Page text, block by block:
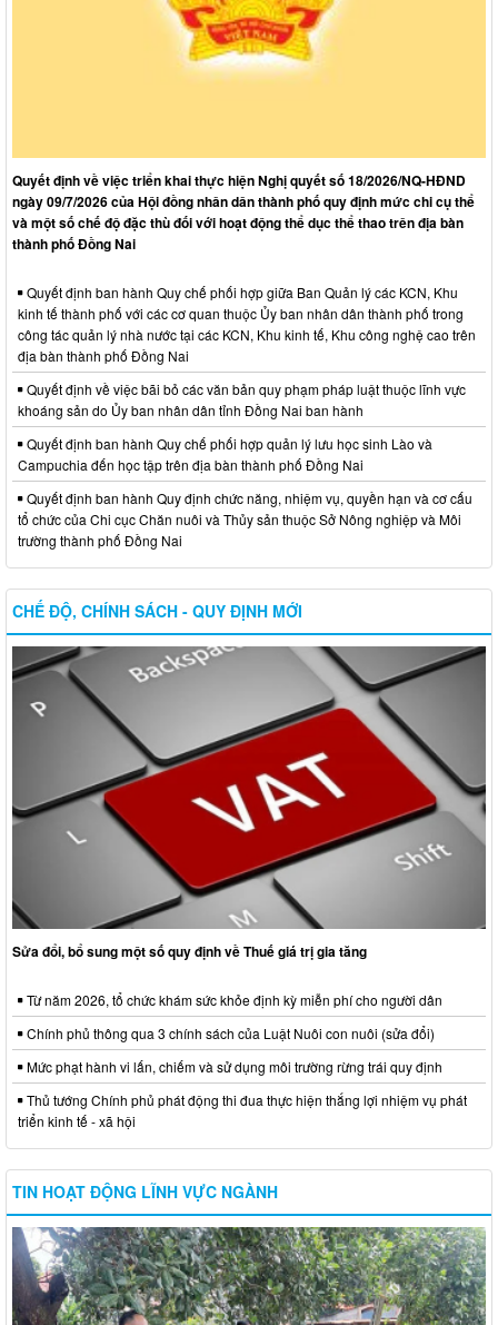
Quyết định về việc triển khai thực hiện Nghị quyết số 18/2026/NQ-HĐND
ngày 09/7/2026 của Hội đồng nhân dân thành phố quy định mức chi cụ thể
và một số chế độ đặc thù đối với hoạt động thể dục thể thao trên địa bàn
thành phố Đồng Nai
Quyết định ban hành Quy chế phối hợp giữa Ban Quản lý các KCN, Khu
kinh tế thành phố với các cơ quan thuộc Ủy ban nhân dân thành phố trong
công tác quản lý nhà nước tại các KCN, Khu kinh tế, Khu công nghệ cao trên
địa bàn thành phố Đồng Nai
Quyết định về việc bãi bỏ các văn bản quy phạm pháp luật thuộc lĩnh vực
khoáng sản do Ủy ban nhân dân tỉnh Đồng Nai ban hành
Quyết định ban hành Quy chế phối hợp quản lý lưu học sinh Lào và
Campuchia đến học tập trên địa bàn thành phố Đồng Nai
Quyết định ban hành Quy định chức năng, nhiệm vụ, quyền hạn và cơ cấu
tổ chức của Chi cục Chăn nuôi và Thủy sản thuộc Sở Nông nghiệp và Môi
trường thành phố Đồng Nai
CHẾ ĐỘ, CHÍNH SÁCH - QUY ĐỊNH MỚI
Sửa đổi, bổ sung một số quy định về Thuế giá trị gia tăng
Từ năm 2026, tổ chức khám sức khỏe định kỳ miễn phí cho người dân
Chính phủ thông qua 3 chính sách của Luật Nuôi con nuôi (sửa đổi)
Mức phạt hành vi lấn, chiếm và sử dụng môi trường rừng trái quy định
Thủ tướng Chính phủ phát động thi đua thực hiện thắng lợi nhiệm vụ phát
triển kinh tế - xã hội
TIN HOẠT ĐỘNG LĨNH VỰC NGÀNH